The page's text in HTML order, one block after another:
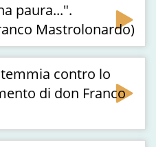
paura...".
Mastrolonardo)
contro lo
di don Franco